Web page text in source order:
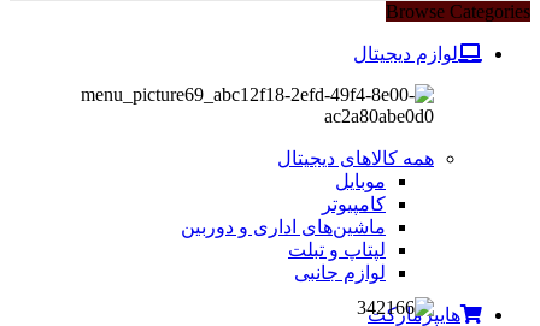
Browse Categories
لوازم دیجیتال
همه کالاهای دیجیتال
موبایل
کامپیوتر
ماشین‌های اداری و دوربین
لپتاپ و تبلت
لوازم جانبی
هایپرمارکت